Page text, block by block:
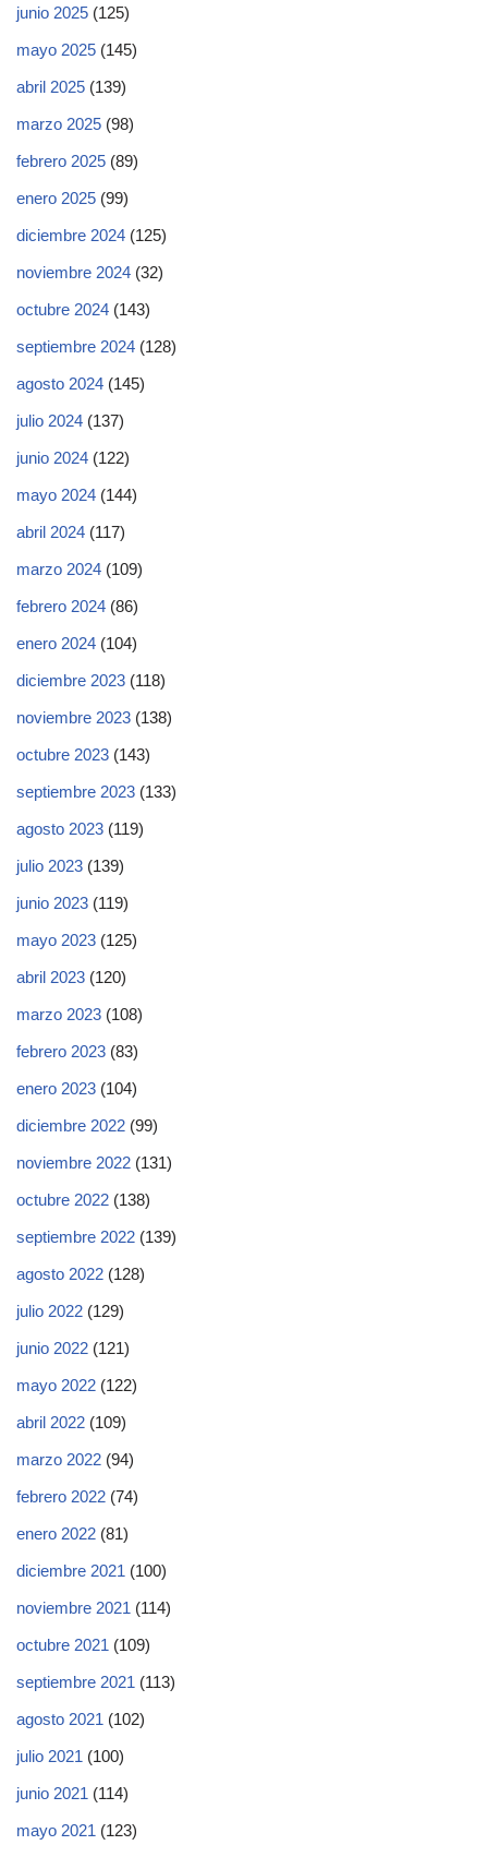
junio 2025 (125)
mayo 2025 (145)
abril 2025 (139)
marzo 2025 (98)
febrero 2025 (89)
enero 2025 (99)
diciembre 2024 (125)
noviembre 2024 (32)
octubre 2024 (143)
septiembre 2024 (128)
agosto 2024 (145)
julio 2024 (137)
junio 2024 (122)
mayo 2024 (144)
abril 2024 (117)
marzo 2024 (109)
febrero 2024 (86)
enero 2024 (104)
diciembre 2023 (118)
noviembre 2023 (138)
octubre 2023 (143)
septiembre 2023 (133)
agosto 2023 (119)
julio 2023 (139)
junio 2023 (119)
mayo 2023 (125)
abril 2023 (120)
marzo 2023 (108)
febrero 2023 (83)
enero 2023 (104)
diciembre 2022 (99)
noviembre 2022 (131)
octubre 2022 (138)
septiembre 2022 (139)
agosto 2022 (128)
julio 2022 (129)
junio 2022 (121)
mayo 2022 (122)
abril 2022 (109)
marzo 2022 (94)
febrero 2022 (74)
enero 2022 (81)
diciembre 2021 (100)
noviembre 2021 (114)
octubre 2021 (109)
septiembre 2021 (113)
agosto 2021 (102)
julio 2021 (100)
junio 2021 (114)
mayo 2021 (123)